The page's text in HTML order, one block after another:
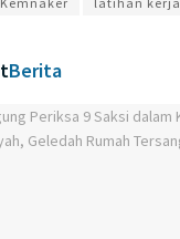
Berita